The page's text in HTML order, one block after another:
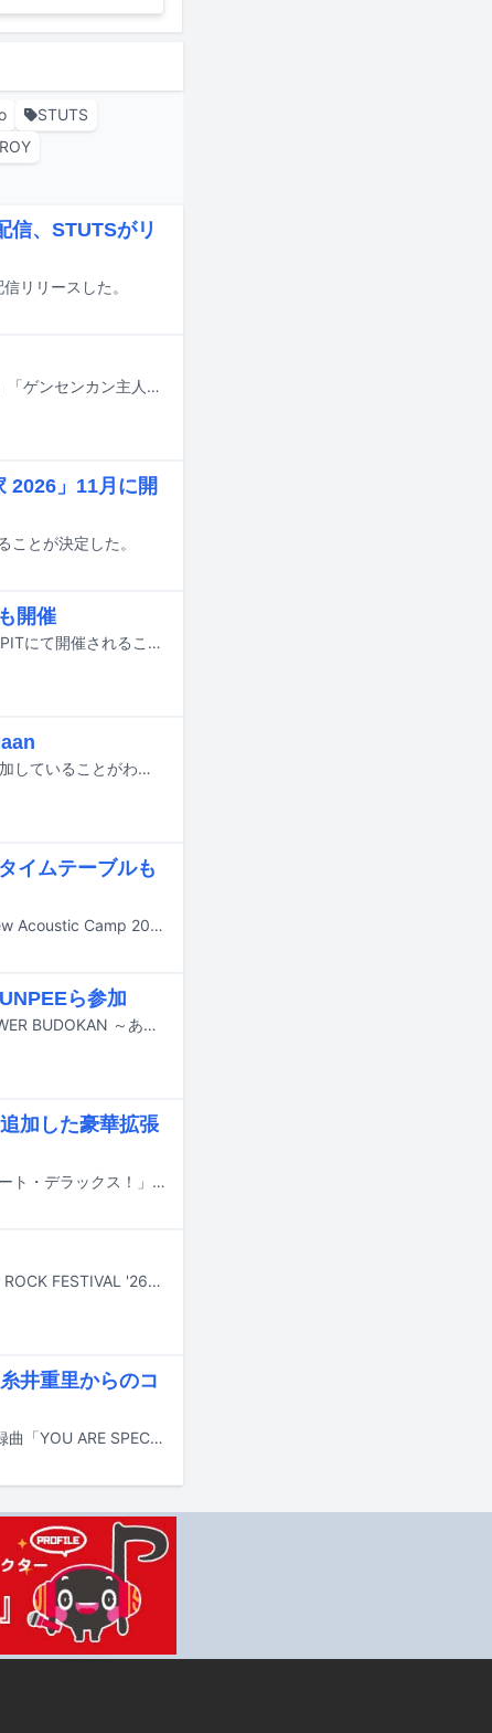
STUTS
信、STUTSがリ
リリースした。
去る3月にマンガ家・つげ義春が死去した。彼が生み出した「ねじ式」「紅い花」「ゲンセンカン主人」「無能の人」といった名作の数々は、多くの表現者たちに時代を超えて多大なインスピレーションを与え続けてきた。音楽シーンにおいても、“つげ義春的な世界観”を日本語のロックで表現することに挑戦したはっぴいえんどを筆頭に、つげ作品からの影響を公言するアーティストたちが独創性に富んだ楽曲を残している。本稿では、細野晴臣、松本隆、直枝政広（カーネーション）、曽我部恵一（サニーデイ・サービス）、かせきさいだぁ、髙城晶平（cero）といったアーティストたちの言葉をもとに、つげ作品が彼らの音楽にどのような影響を与えたかを掘り下げていく。※細野晴臣の発言はDU BOOKS刊「音楽マンガガイドブック」（2014年）掲載インタビュー（聞き手：松永良平）より、松本隆の発言は文藝春秋・CREA WEB連載「松本隆と歩くぼくの風街」（2023年 / 聞き手：辛島いづみ）より、それぞれ引用。直枝政広、曽我部恵一、かせきさいだぁ、髙城晶平の発言は音楽ナタリー編集部によるメールインタビューより構成。
2026」11月に開
とが決定した。
開催
ZAZEN BOYSの企画ライブ「THE MATSURI SESSION」が12月2日に東京・豊洲PITにて開催されることが決定した。
本日7月24日に公開となった「映画ちいかわ 人魚の島のひみつ」にU-zhaanが参加していることがわかった。
イムテーブルも
9月19、20日に群馬・水上高原リゾート200で開催されるキャンプイベント「New Acoustic Camp 2026 ～わらう、うたう、たべる、ねっころがる。～」の第5弾出演アーティストが発表された。
ら参加
Original Loveが11月23日に東京・日本武道館で行うワンマンライブ「SOUL POWER BUDOKAN ～あれから、そしてこれから～ Dancin'- The 35th Anniversary Live」の出演者が発表された。
加した豪華拡張
サニーデイ・サービスの最新アルバム「サニービート」の豪華拡張版「サニービート・デラックス！」が7月30日に配信リリースされる。
7月24日から26日まで新潟・苗場スキー場で行われる野外フェスティバル「FUJI ROCK FESTIVAL '26」より、Amazon Musicアプリ、Prime Video、Twitchでライブ配信されるアーティストとタイムテーブルがフェスの公式サイトにて公開された。
井重里からのコ
本日7月22日リリースの矢野顕子のニューアルバム「生きものたちへ」より、収録曲「YOU ARE SPECIAL TO ME feat. 松たか子」のミュージックビデオがYouTubeにて公開された。